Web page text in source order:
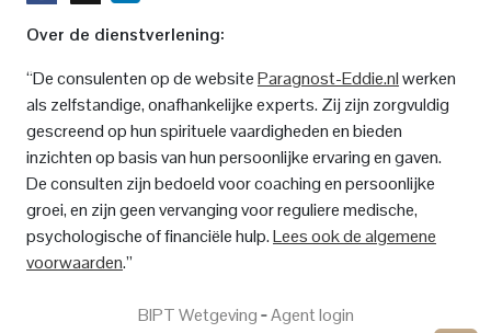
Over de dienstverlening:
“De consulenten op de websiteParagnost-Eddie.nlwerken
als zelfstandige, onafhankelijke experts. Zij zijn zorgvuldig
gescreend op hun spirituele vaardigheden en bieden
inzichten op basis van hun persoonlijke ervaring en gaven.
De consulten zijn bedoeld voor coaching en persoonlijke
groei, en zijn geen vervanging voor reguliere medische,
psychologische of financiële hulp.Lees ook de algemene
voorwaarden.”
BIPT Wetgeving‐Agent login